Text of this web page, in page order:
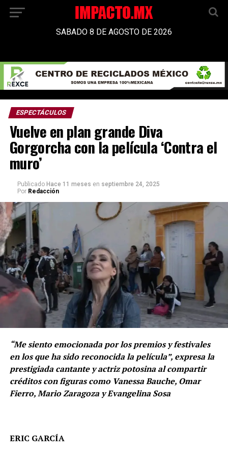
SABADO 8 DE AGOSTO DE 2026
ESPECTÁCULOS
Vuelve en plan grande Diva
Gorgorcha con la película ‘Contra el
muro’
Publicado Hace 11 meses en septiembre 24, 2025
Por Redacción
“Me siento emocionada por los premios y festivales
en los que ha sido reconocida la película”, expresa la
prestigiada cantante y actriz potosina al compartir
créditos con figuras como Vanessa Bauche, Omar
Fierro, Mario Zaragoza y Evangelina Sosa
ERIC GARCÍA